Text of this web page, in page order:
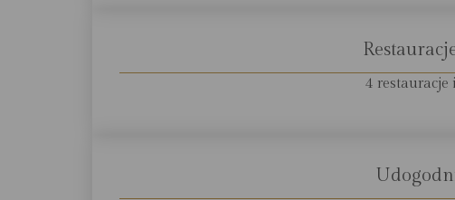
4 restauracje